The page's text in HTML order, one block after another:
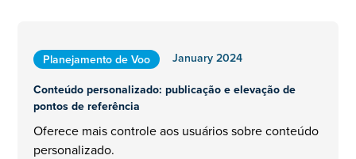
Planejamento de Voo
January 2024
Conteúdo personalizado: publicação e elevação de
pontos de referência
Oferece mais controle aos usuários sobre conteúdo
personalizado.